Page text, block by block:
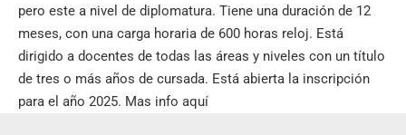
pero este a nivel de diplomatura. Tiene una duración de 12
meses, con una carga horaria de 600 horas reloj. Está
dirigido a docentes de todas las áreas y niveles con un título
de tres o más años de cursada. Está abierta la inscripción
para el año 2025. Mas info aquí